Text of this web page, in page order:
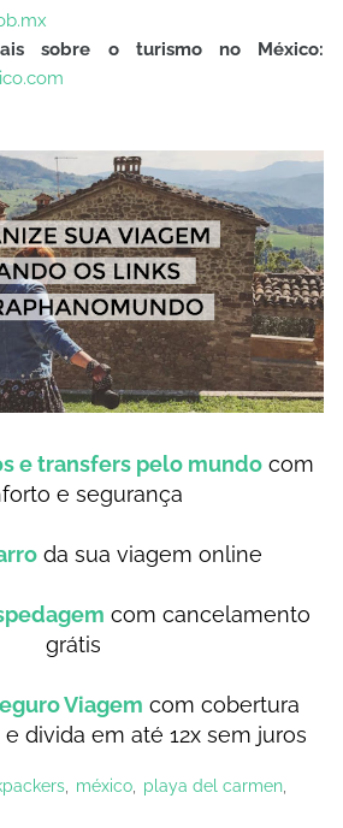
sobre o turismo no México:
e transfers pelo mundocom
e segurança
da sua viagem online
com cancelamento
grátis
Viagem com cobertura
e divida em até 12x sem juros
méxico
playa del carmen